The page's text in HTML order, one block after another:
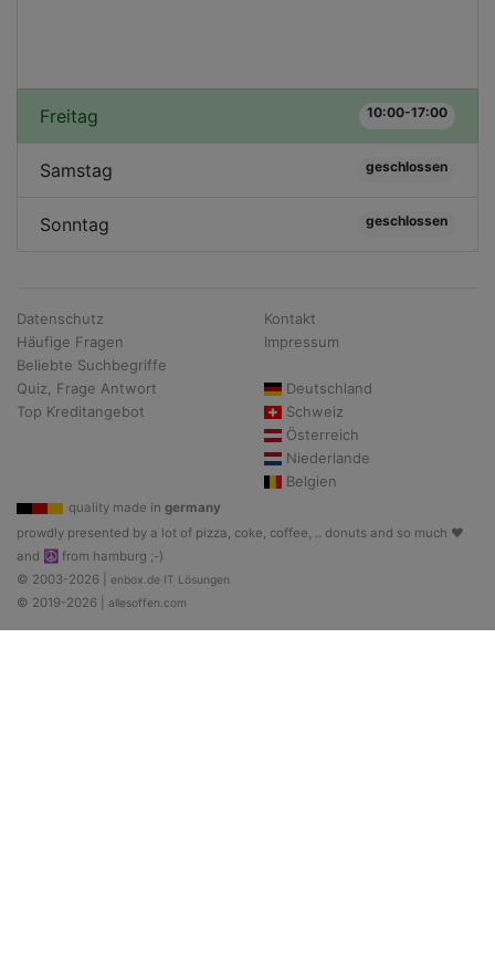
Freitag 10:00-17:00
Samstag geschlossen
Sonntag geschlossen
Datenschutz
Häufige Fragen
Beliebte Suchbegriffe
Quiz, Frage Antwort
Top Kreditangebot
Kontakt
Impressum
Deutschland
Schweiz
Österreich
Niederlande
Belgien
quality made in germany
prowdly presented by a lot of pizza, coke, coffee, .. donuts and so much ♥
and ☮ from hamburg ;-)
© 2003-2026 | enbox.de IT Lösungen
© 2019-2026 | allesoffen.com